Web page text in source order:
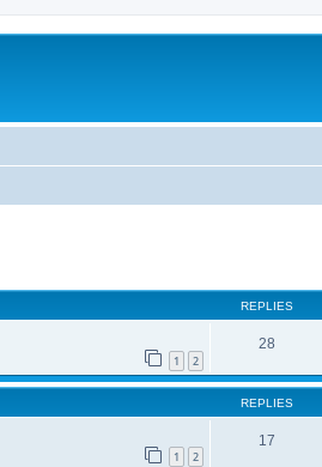
REPLIES
1 2
28
REPLIES
1 2
17